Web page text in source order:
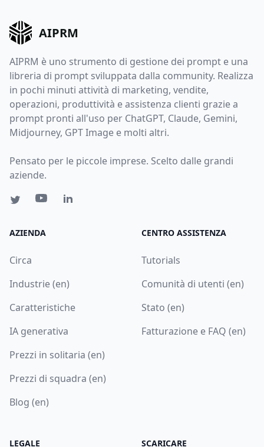
AIPRM
AIPRM è uno strumento di gestione dei prompt e una
libreria di prompt sviluppata dalla community. Realizza
in pochi minuti attività di marketing, vendite,
operazioni, produttività e assistenza clienti grazie a
prompt pronti all'uso per ChatGPT, Claude, Gemini,
Midjourney, GPT Image e molti altri.
Pensato per le piccole imprese. Scelto dalle grandi
aziende.
AZIENDA
Circa
Industrie (en)
Caratteristiche
IA generativa
Prezzi in solitaria (en)
Prezzi di squadra (en)
Blog (en)
CENTRO ASSISTENZA
Tutorials
Comunità di utenti (en)
Stato (en)
Fatturazione e FAQ (en)
LEGALE SCARICARE